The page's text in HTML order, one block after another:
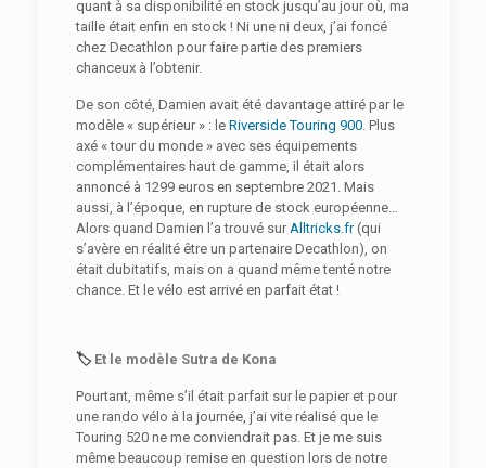
quant à sa disponibilité en stock jusqu’au jour où, ma
taille était enfin en stock ! Ni une ni deux, j’ai foncé
chez Decathlon pour faire partie des premiers
chanceux à l’obtenir.
De son côté, Damien avait été davantage attiré par le
modèle « supérieur » : le Riverside Touring 900. Plus
axé « tour du monde » avec ses équipements
complémentaires haut de gamme, il était alors
annoncé à 1299 euros en septembre 2021. Mais
aussi, à l’époque, en rupture de stock européenne…
Alors quand Damien l’a trouvé sur Alltricks.fr(qui
s’avère en réalité être un partenaire Decathlon), on
était dubitatifs, mais on a quand même tenté notre
chance. Et le vélo est arrivé en parfait état !
🏷️ Et le modèle Sutra de Kona
Pourtant, même s’il était parfait sur le papier et pour
une rando vélo à la journée, j’ai vite réalisé que le
Touring 520 ne me conviendrait pas. Et je me suis
même beaucoup remise en question lors de notre